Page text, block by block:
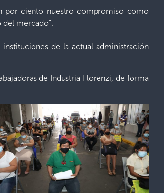
por ciento nuestro compromiso como
del mercado”.
de la actual administración
de Industria Florenzi, de forma